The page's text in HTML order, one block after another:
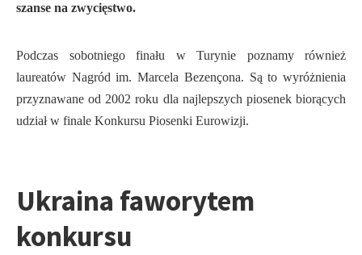
szanse na zwycięstwo.
Podczas sobotniego finału w Turynie poznamy również
laureatów Nagród im. Marcela Bezençona. Są to wyróżnienia
przyznawane od 2002 roku dla najlepszych piosenek biorących
udział w finale Konkursu Piosenki Eurowizji.
Ukraina faworytem
konkursu